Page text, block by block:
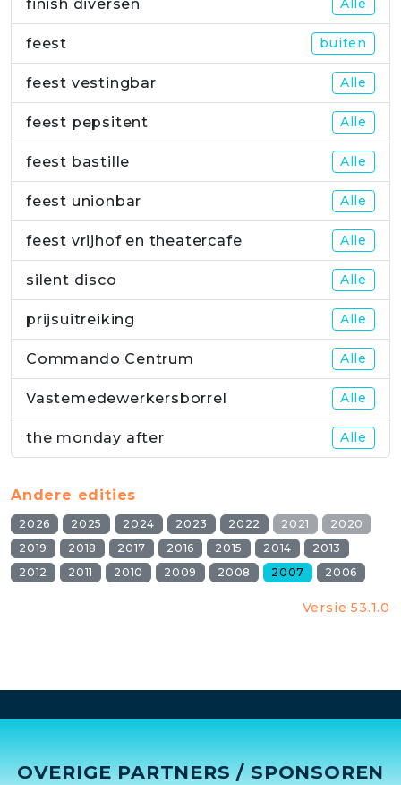
finish diversen Alle
feest buiten
feest vestingbar Alle
feest pepsitent Alle
feest bastille Alle
feest unionbar Alle
feest vrijhof en theatercafe Alle
silent disco Alle
prijsuitreiking Alle
Commando Centrum Alle
Vastemedewerkersborrel Alle
the monday after Alle
Andere edities
2026 2025 2024 2023 2022 2021
2020
2019
2018 2017 2016 2015 2014
2013
2012
2011 2010 2009 2008 2007 2006
Versie 53.1.0
OVERIGE PARTNERS / SPONSOREN